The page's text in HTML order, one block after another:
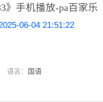
》手机播放-pa百家乐
06-04 21:51:22
语言： 国语